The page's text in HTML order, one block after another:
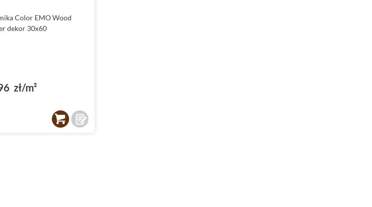
Color EMO Wood
dekor 30x60
zł/m²